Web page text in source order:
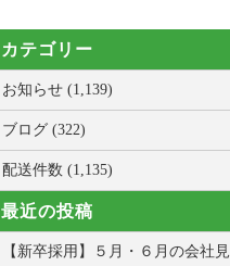
カテゴリー
お知らせ (1,139)
ブログ (322)
配送件数 (1,135)
最近の投稿
【新卒採用】５月・６月の会社見